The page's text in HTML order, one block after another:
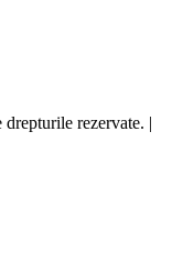
rezervate. |